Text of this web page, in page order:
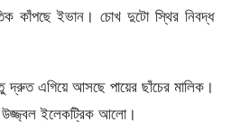
কাঁপছে ইভান। চোখ দুটো স্থির নিবদ্ধ
দ্রুত এগিয়ে আসছে পায়ের ছাঁচের মালিক।
উজ্জ্বল ইলেকট্রিক আলো।